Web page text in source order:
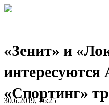
«Зенит» и
интересуются
«Спортинг»
30.6.2019, 16:25